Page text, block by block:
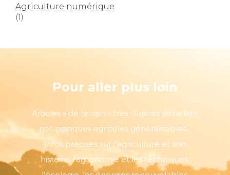
Agriculture numérique
(1)
Pour aller plus loin
Articles « de terrain » très illustrés détaillant
nos pratiques agricoles généralisables...
Infos précises sur l’agriculture et son
histoire, l’agronomie et les techniques,